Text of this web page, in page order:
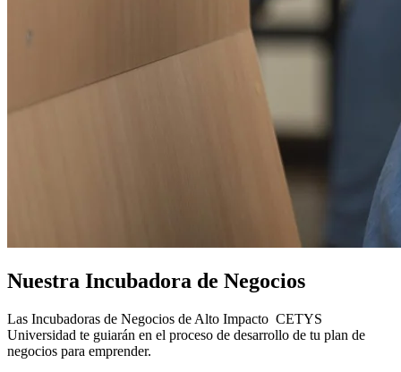
Nuestra Incubadora de Negocios
Las Incubadoras de Negocios de Alto Impacto CETYS
Universidad te guiarán en el proceso de desarrollo de tu plan de
negocios para emprender.